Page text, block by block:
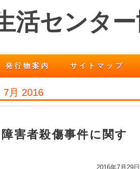
活センタ
発行物案内 サイトマップ
7月 2016
害者殺傷事件に関す
2016年7月29日